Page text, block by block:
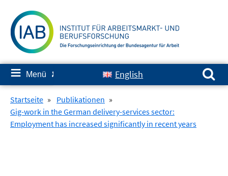
zum
Inhalt
≡ Menü ✘ English
Suchen nach:
Startseite » Publikationen »
Gig-work in the German delivery-services sector:
Employment has increased significantly in recent years